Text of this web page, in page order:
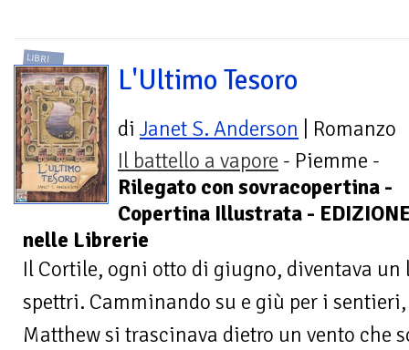
LIBRI
L'Ultimo Tesoro
di Janet S. Anderson | Romanzo
Il battello a vapore - Piemme -
Rilegato con sovracopertina -
Copertina Illustrata -
nelle Librerie
Il Cortile, ogni otto di giugno, diventava
spettri. Camminando su e giù per i
Matthew si trascinava dietro un vento che